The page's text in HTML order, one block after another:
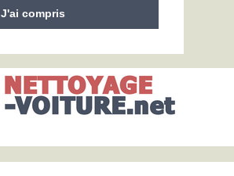
J'ai compris